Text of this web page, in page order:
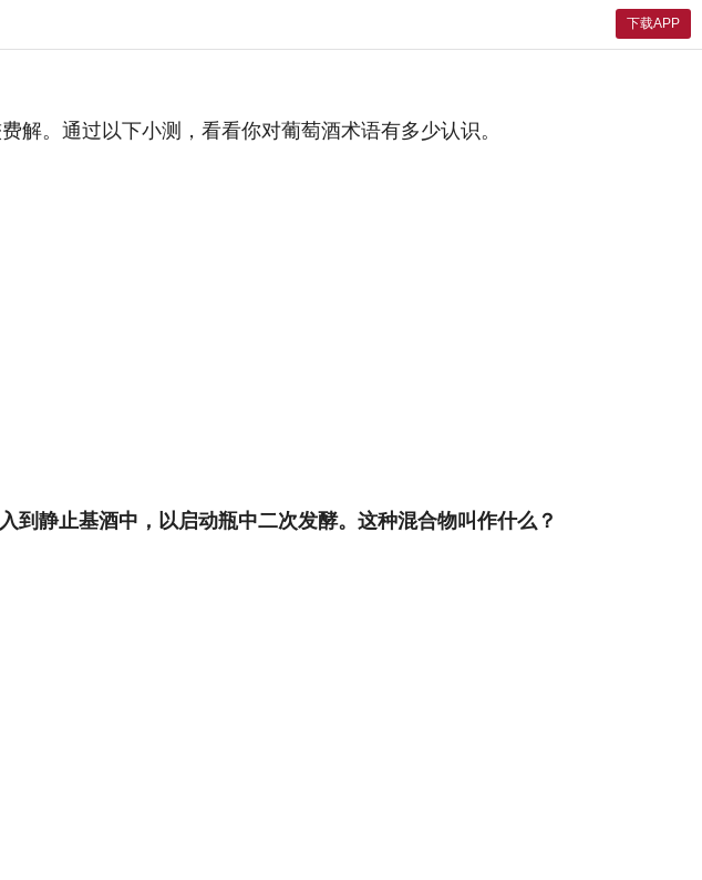
下载APP
解。通过以下小测，看看你对葡萄酒术语有多少认识。
到静止基酒中，以启动瓶中二次发酵。这种混合物叫作什么？